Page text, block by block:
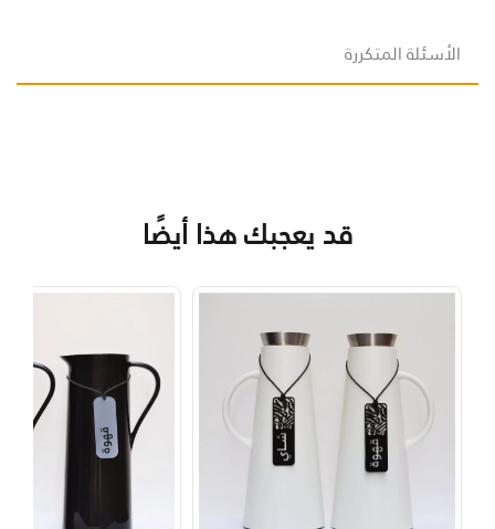
الأسئلة المتكررة
قد يعجبك هذا أيضًا